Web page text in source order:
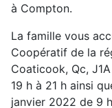
à Compton.
La famille vous
Coopératif de la
Coaticook, Qc,
19 h à 21 h ainsi
janvier 2022 de 9